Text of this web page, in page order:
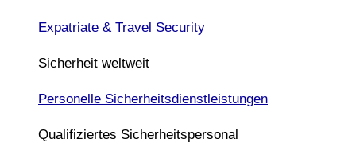
Expatriate & Travel Security
Sicherheit weltweit
Personelle Sicherheitsdienstleistungen
Qualifiziertes Sicherheitspersonal